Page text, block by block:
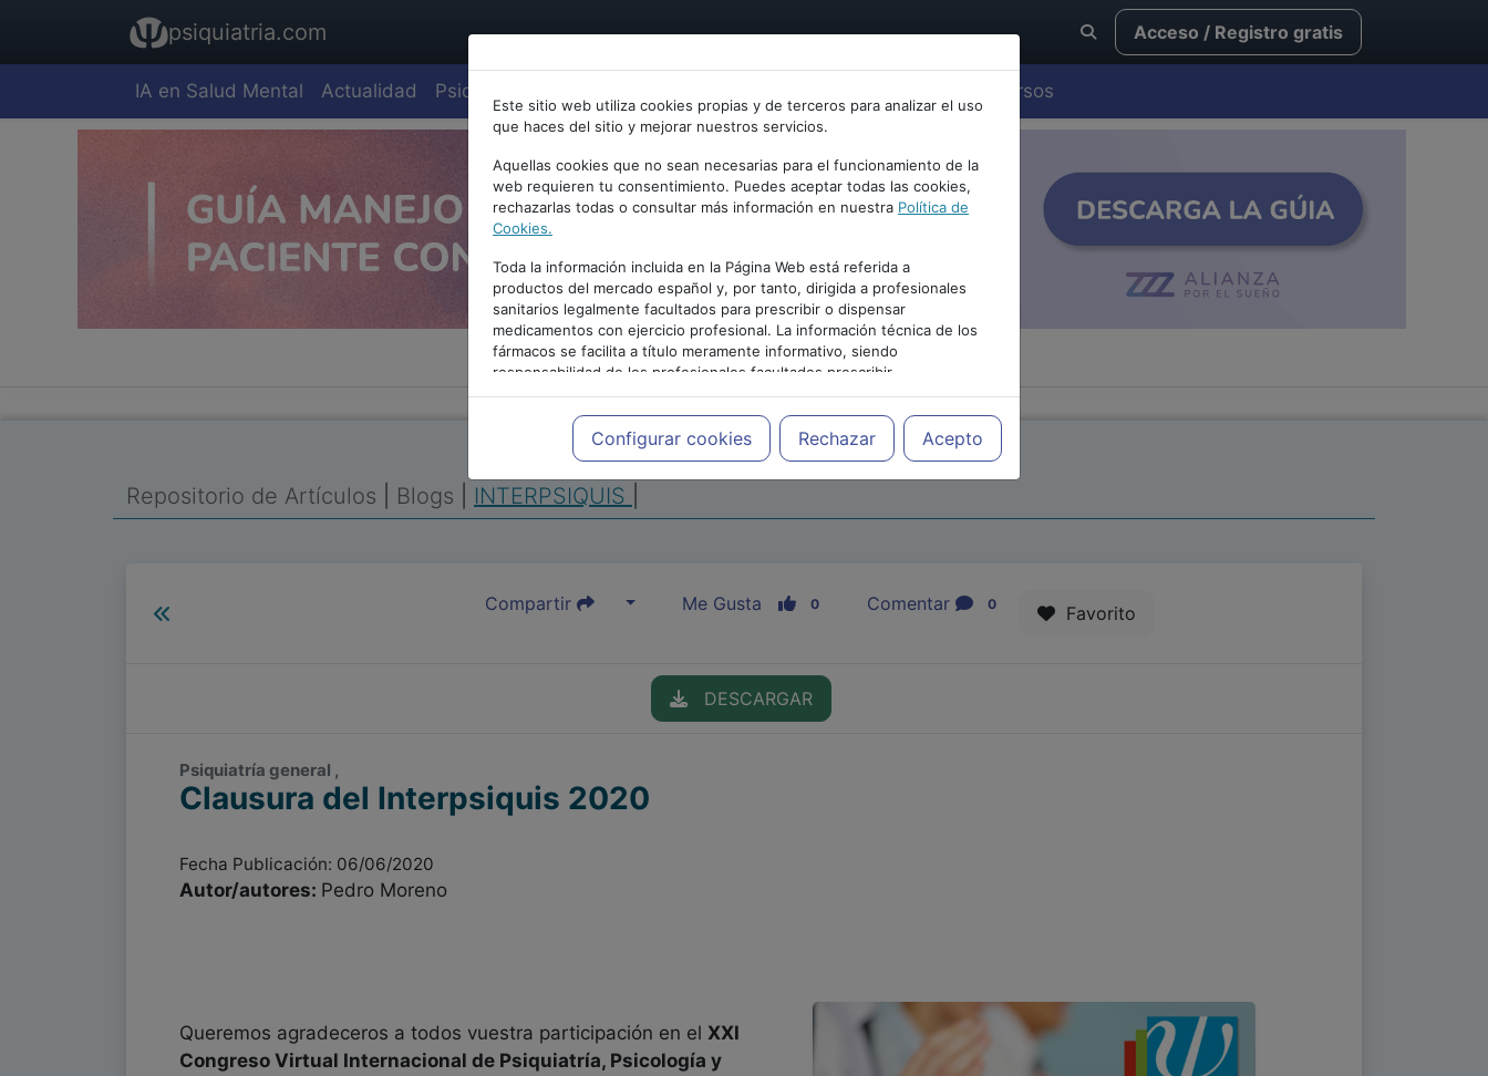
psiquiatria.com Acceso / Registro gratis
IA en Salud Mental Actualidad Psiquiatría Cursos
Este sitio web utiliza cookies propias y de terceros para analizar el uso
que haces del sitio y mejorar nuestros servicios.
Aquellas cookies que no sean necesarias para el funcionamiento de la
web requieren tu consentimiento. Puedes aceptar todas las cookies,
rechazarlas todas o consultar más información en nuestra Política de
Cookies.
Toda la información incluida en la Página Web está referida a
productos del mercado español y, por tanto, dirigida a profesionales
sanitarios legalmente facultados para prescribir o dispensar
medicamentos con ejercicio profesional. La información técnica de los
fármacos se facilita a título meramente informativo, siendo
responsabilidad de los profesionales facultados prescribir
medicamentos y decidir, en cada caso concreto, el tratamiento más
adecuado a las necesidades del paciente.
Configurar cookies Rechazar Acepto
PUBLICIDAD
Repositorio de Artículos Blogs INTERPSIQUIS
Compartir Me Gusta 0 Comentar 0 Favorito
DESCARGAR
Psiquiatría general ,
Clausura del Interpsiquis 2020
Fecha Publicación: 06/06/2020
Autor/autores: Pedro Moreno
Queremos agradeceros a todos vuestra participación en el XXI
Congreso Virtual Internacional de Psiquiatría, Psicología y